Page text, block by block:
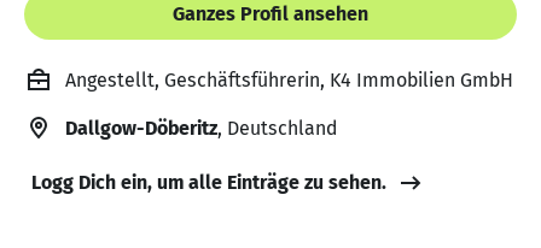
Ganzes Profil ansehen
Angestellt, Geschäftsführerin, K4 Immobilien GmbH
Dallgow-Döberitz, Deutschland
Logg Dich ein, um alle Einträge zu sehen.